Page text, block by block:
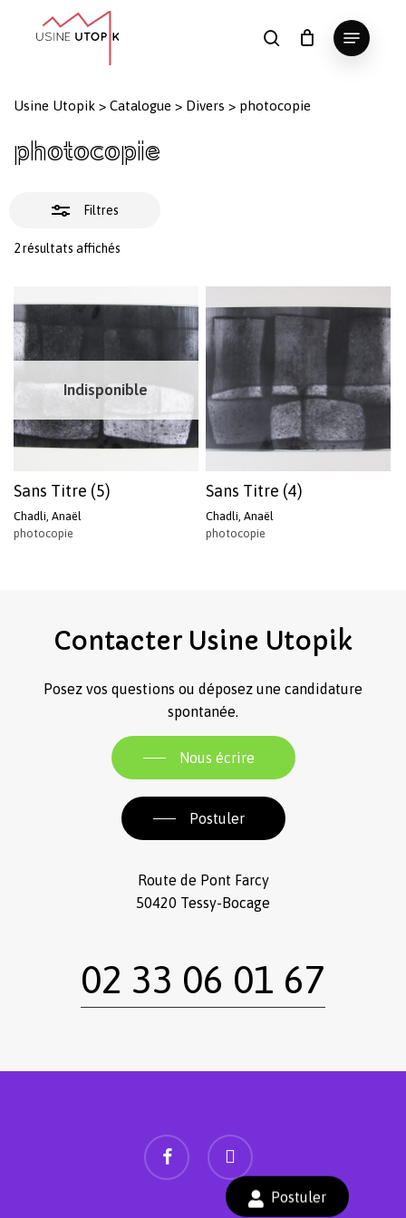
search
Menu
Panier Fermer
le
Revenir à l'Artotek
0,00
Usine Utopik > Catalogue > Divers > photocopie
photocopie
Filtres
2 résultats affichés
au
Fermer
les
Indisponible
Sans Titre (5)
Chadli, Anaël
photocopie
Sans Titre (4)
Chadli, Anaël
photocopie
Contacter Usine Utopik
Posez vos questions ou déposez une candidature
spontanée.
Nous écrire
Postuler
Route de Pont Farcy
50420 Tessy-Bocage
02 33 06 01 67
facebook instagram
Postuler
Close